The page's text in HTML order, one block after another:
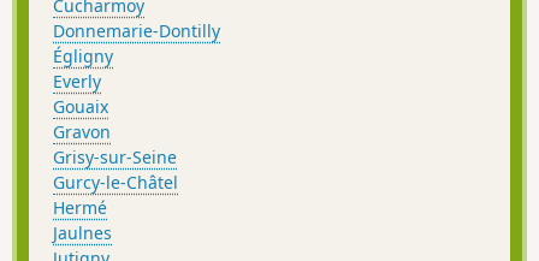
Cucharmoy
Donnemarie-Dontilly
Égligny
Everly
Gouaix
Gravon
Grisy-sur-Seine
Gurcy-le-Châtel
Hermé
Jaulnes